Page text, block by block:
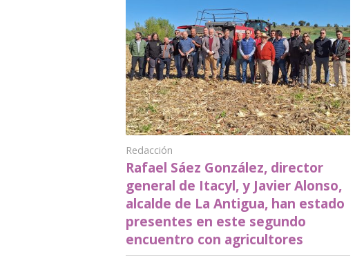
Redacción
Rafael Sáez González, director
general de Itacyl, y Javier Alonso,
alcalde de La Antigua, han estado
presentes en este segundo
encuentro con agricultores